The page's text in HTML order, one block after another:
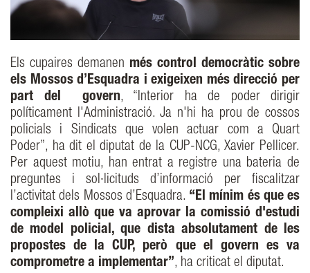
Els cupaires demanen més control democràtic sobre
els Mossos d’Esquadra i exigeixen més direcció per
part del govern, “Interior ha de poder dirigir
políticament l'Administració. Ja n'hi ha prou de cossos
policials i Sindicats que volen actuar com a Quart
Poder”, ha dit el diputat de la CUP-NCG, Xavier Pellicer.
Per aquest motiu, han entrat a registre una bateria de
preguntes i sol·licituds d’informació per fiscalitzar
l’activitat dels Mossos d’Esquadra. “El mínim és que es
compleixi allò que va aprovar la comissió d'estudi
de model policial, que dista absolutament de les
propostes de la CUP, però que el govern es va
comprometre a implementar”, ha criticat el diputat.